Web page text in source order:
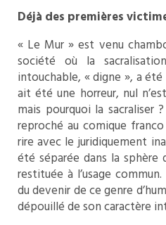
Déjà des premières
« Le Mur » est venu
société où la
intouchable, « digne », a
ait été une horreur, nul
mais pourquoi la sacraliser
reproché au comique
rire avec le juridiquement
été séparée dans la sphère
restituée à l’usage
du devenir de ce genre
dépouillé de son caractère